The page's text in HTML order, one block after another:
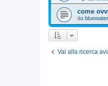
come
da bluewater
Vai alla ricerca